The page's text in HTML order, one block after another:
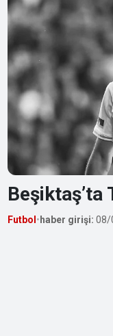
Beşiktaş’ta
Futbol • haber girişi: 08/